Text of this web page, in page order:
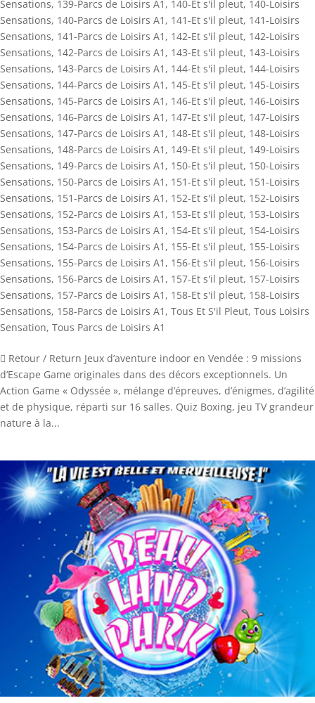
Sensations, 139-Parcs de Loisirs A1 , 140-Et s'il pleut, 140-Loisirs
Sensations, 140-Parcs de Loisirs A1 , 141-Et s'il pleut, 141-Loisirs
Sensations, 141-Parcs de Loisirs A1 , 142-Et s'il pleut, 142-Loisirs
Sensations, 142-Parcs de Loisirs A1 , 143-Et s'il pleut, 143-Loisirs
Sensations, 143-Parcs de Loisirs A1 , 144-Et s'il pleut, 144-Loisirs
Sensations, 144-Parcs de Loisirs A1 , 145-Et s'il pleut, 145-Loisirs
Sensations, 145-Parcs de Loisirs A1 , 146-Et s'il pleut, 146-Loisirs
Sensations, 146-Parcs de Loisirs A1 , 147-Et s'il pleut, 147-Loisirs
Sensations, 147-Parcs de Loisirs A1 , 148-Et s'il pleut, 148-Loisirs
Sensations, 148-Parcs de Loisirs A1 , 149-Et s'il pleut, 149-Loisirs
Sensations, 149-Parcs de Loisirs A1 , 150-Et s'il pleut, 150-Loisirs
Sensations, 150-Parcs de Loisirs A1 , 151-Et s'il pleut, 151-Loisirs
Sensations, 151-Parcs de Loisirs A1 , 152-Et s'il pleut, 152-Loisirs
Sensations, 152-Parcs de Loisirs A1 , 153-Et s'il pleut, 153-Loisirs
Sensations, 153-Parcs de Loisirs A1 , 154-Et s'il pleut, 154-Loisirs
Sensations, 154-Parcs de Loisirs A1 , 155-Et s'il pleut, 155-Loisirs
Sensations, 155-Parcs de Loisirs A1 , 156-Et s'il pleut, 156-Loisirs
Sensations, 156-Parcs de Loisirs A1 , 157-Et s'il pleut, 157-Loisirs
Sensations, 157-Parcs de Loisirs A1 , 158-Et s'il pleut, 158-Loisirs
Sensations, 158-Parcs de Loisirs A1 , Tous Et S'il Pleut, Tous Loisirs
Sensation, Tous Parcs de Loisirs A1
 Retour / Return Jeux d’aventure indoor en Vendée : 9 missions
d’Escape Game originales dans des décors exceptionnels. Un
Action Game « Odyssée », mélange d’épreuves, d’énigmes, d’agilité
et de physique, réparti sur 16 salles. Quiz Boxing, jeu TV grandeur
nature à la...